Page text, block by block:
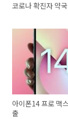
코로나 확진자 약
아이폰14 프로 맥
출